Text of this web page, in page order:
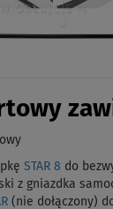
STAR 8 do
z gniazdka
(nie dołączony)